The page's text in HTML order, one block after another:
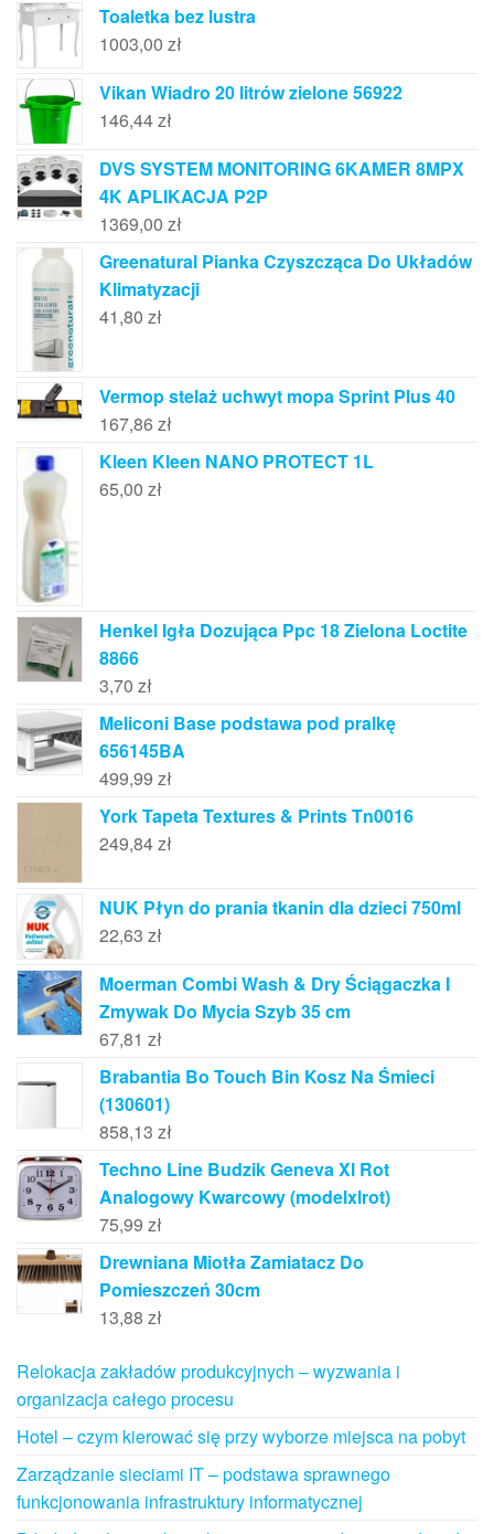
Toaletka bez lustra
1003,00 zł
Vikan Wiadro 20 litrów zielone 56922
146,44zł
DVS SYSTEM MONITORING 6KAMER 8MPX
4K APLIKACJA P2P
1369,00 zł
Greenatural Pianka Czyszcząca Do Układów
Klimatyzacji
41,80 zł
Vermop stelaż uchwyt mopa Sprint Plus 40
167,86 zł
Kleen Kleen NANO PROTECT 1L
65,00 zł
Henkel Igła Dozująca Ppc 18 Zielona Loctite
8866
3,70 zł
Meliconi Base podstawa pod pralkę
656145BA
499,99 zł
York Tapeta Textures & Prints Tn0016
249,84zł
NUK Płyn do prania tkanin dla dzieci 750ml
22,63 zł
Moerman Combi Wash & Dry Ściągaczka I
Zmywak Do Mycia Szyb 35 cm
67,81 zł
Brabantia Bo Touch Bin Kosz Na Śmieci
(130601)
858,13 zł
Techno Line Budzik Geneva Xl Rot
Analogowy Kwarcowy (modelxlrot)
75,99 zł
Drewniana Miotła Zamiatacz Do
Pomieszczeń 30cm
13,88 zł
Relokacja zakładów produkcyjnych – wyzwania i
organizacja całego procesu
Hotel – czym kierować się przy wyborze miejsca na pobyt
Zarządzanie sieciami IT – podstawa sprawnego
funkcjonowania infrastruktury informatycznej